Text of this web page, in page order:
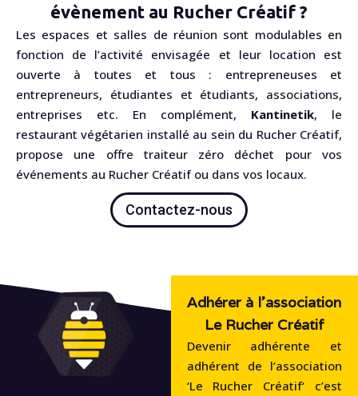
évènement au Rucher Créatif ?
Les espaces et salles de réunion sont modulables en
fonction de l’activité envisagée et leur location est
ouverte à toutes et tous : entrepreneuses et
entrepreneurs, étudiantes et étudiants, associations,
entreprises etc. En complément, Kantinetik, le
restaurant végétarien installé au sein du Rucher Créatif,
propose une offre traiteur zéro déchet pour vos
événements au Rucher Créatif ou dans vos locaux.
Contactez-nous
Adhérer à l'association
Le Rucher Créatif
Devenir adhérente et
adhérent de l’association
‘Le Rucher Créatif‘ c’est